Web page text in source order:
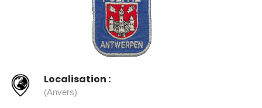
Localisation :
(Anvers)